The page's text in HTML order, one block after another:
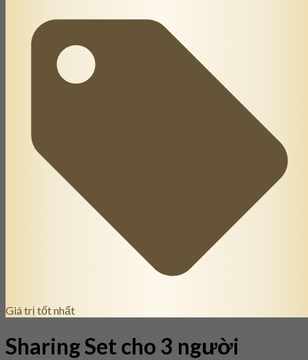
Giá trị tốt nhất
Sharing Set cho 3 người